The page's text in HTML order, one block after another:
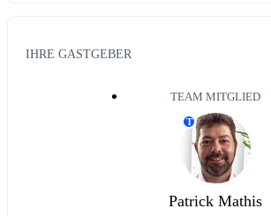
IHRE GASTGEBER
TEAM MITGLIED
T
Patrick Mathis